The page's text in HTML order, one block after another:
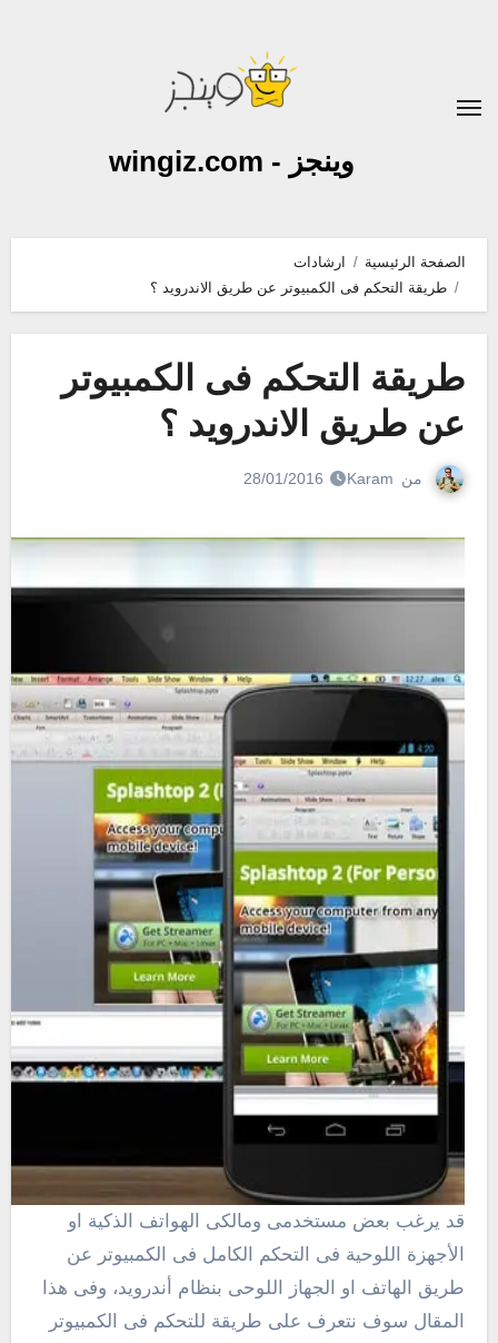
وينجز - wingiz.com
الصفحة الرئيسية
ارشادات
طريقة التحكم فى الكمبيوتر عن طريق الاندرويد ؟
طريقة التحكم فى الكمبيوتر
عن طريق الاندرويد ؟
من Karam
28/01/2016
قد يرغب بعض مستخدمى ومالكى الهواتف الذكية او
الأجهزة اللوحية فى التحكم الكامل فى الكمبيوتر عن
طريق الهاتف او الجهاز اللوحى بنظام أندرويد، وفى هذا
المقال سوف نتعرف على طريقة للتحكم فى الكمبيوتر